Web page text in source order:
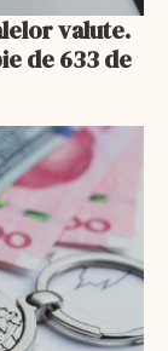
valute.
de 633 de